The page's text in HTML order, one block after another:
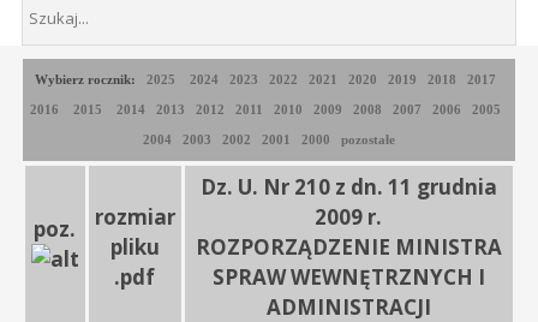
Wybierz rocznik: 2025 2024 2023 2022 2021 2020 2019 2018 2017
2016 2015 2014 2013 2012 2011 2010 2009 2008 2007 2006 2005
2004 2003 2002 2001 2000 pozostałe
poz.
rozmiar
pliku
.pdf
Dz. U. Nr 210 z dn. 11 grudnia
2009 r.
ROZPORZĄDZENIE MINISTRA
SPRAW WEWNĘTRZNYCH I
ADMINISTRACJI